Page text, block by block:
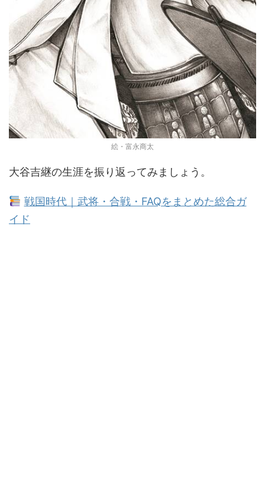
絵・富永商太
大谷吉継の生涯を振り返ってみましょう。
戦国時代｜武将・合戦・FAQをまとめた総合ガ
イド